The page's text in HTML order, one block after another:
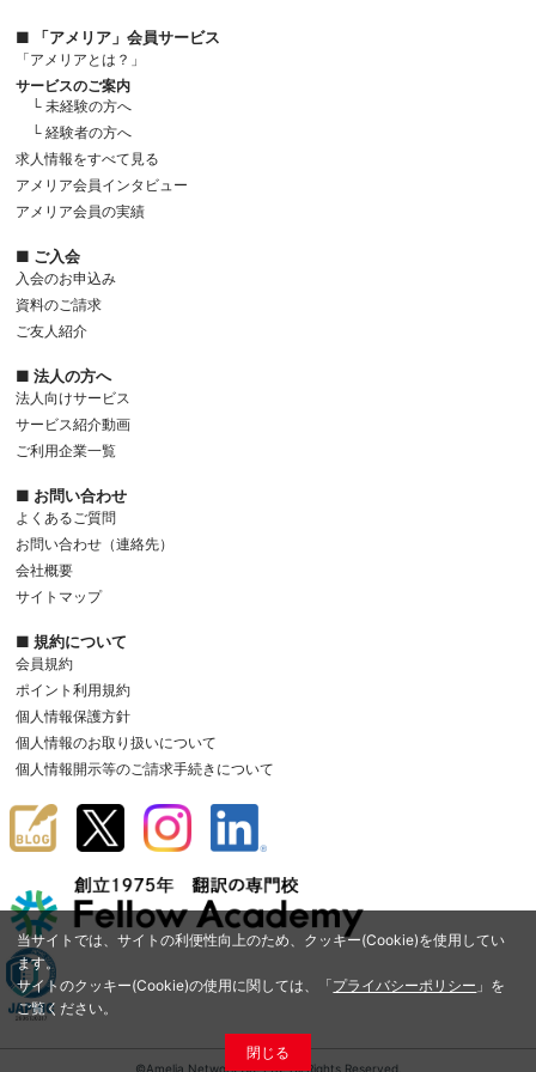
当サイトでは、サイトの利便性向上のため、クッキー(Cookie)を使用してい
ます。
サイトのクッキー(Cookie)の使用に関しては、「プライバシーポリシー 」を
ご覧ください。
閉じる
■ 「アメリア」会員サービス
「アメリアとは？」
サービスのご案内
└ 未経験の方へ
└ 経験者の方へ
求人情報をすべて見る
アメリア会員インタビュー
アメリア会員の実績
■ ご入会
入会のお申込み
資料のご請求
ご友人紹介
■ 法人の方へ
法人向けサービス
サービス紹介動画
ご利用企業一覧
■ お問い合わせ
よくあるご質問
お問い合わせ（連絡先）
会社概要
サイトマップ
■ 規約について
会員規約
ポイント利用規約
個人情報保護方針
個人情報のお取り扱いについて
個人情報開示等のご請求手続きについて
©Amelia Network Co.,Ltd. All Rights Reserved.